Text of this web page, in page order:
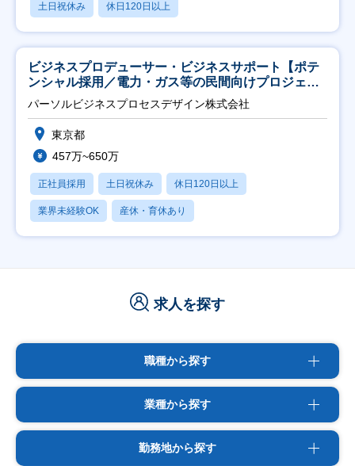
土日祝休み 休日120日以上
ビジネスプロデューサー・ビジネスサポート【ポテ
ンシャル採用／電力・ガス等の民間向けプロジェク
ト推進】
パーソルビジネスプロセスデザイン株式会社
東京都
457万~650万
正社員採用 土日祝休み 休日120日以上
業界未経験OK 産休・育休あり
求人を探す
職種から探す
業種から探す
勤務地から探す